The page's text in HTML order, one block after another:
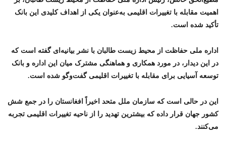
اهمیت مقابله با تغییرات اقلیمی به‌عنوان یکی از اهداف کلیدی این بانک
تأکید شده است.
اداره ملی حفاظت از محیط زیست طالبان با نشر بیانیه‌ای گفته است که
در این دیدار، در مورد همکاری و هماهنگی مشترک میان این اداره و بانک
توسعه آسیایی برای مقابله با تغییرات اقلیمی گفت‌وگو شده است.
این در حالی‌ است که سازمان ملل متحد اخیراً افغانستان را در جمع شش
کشور جهان قرار داده که بیشترین تهدید را از ناحیه تغییرات اقلیمی تجربه
می‌کنند.